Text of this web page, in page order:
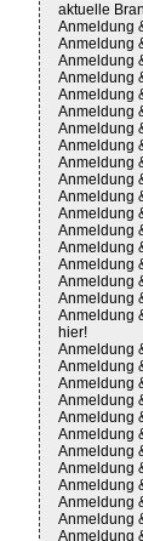
aktuelle
Anmeldung
Anmeldung
Anmeldung
Anmeldung
Anmeldung
Anmeldung
Anmeldung
Anmeldung
Anmeldung
Anmeldung
Anmeldung
Anmeldung
Anmeldung
Anmeldung
Anmeldung
Anmeldung
Anmeldung
Anmeldung
hier!
Anmeldung
Anmeldung
Anmeldung
Anmeldung
Anmeldung
Anmeldung
Anmeldung
Anmeldung
Anmeldung
Anmeldung
Anmeldung
Anmeldung